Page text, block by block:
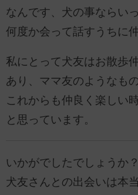
なんです、犬の事ならい
何度か会って話すうちに
私にとって犬友はお散歩
あり、ママ友のようなも
これからも仲良く楽しい
と思っています。
いかがでしたでしょうか？
犬友さんとの出会いは本